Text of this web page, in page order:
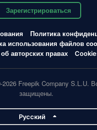
Зарегистрироваться
Политика
использования файлов
авторских правах
Freepik Company S.L.U.
защищены.
Pусский